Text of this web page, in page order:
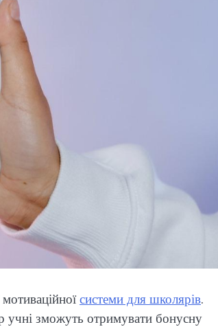
системи для школярів.
учні зможуть отримувати бонусну